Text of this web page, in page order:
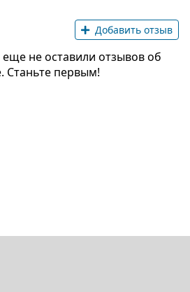
Добавить отзыв
не оставили отзывов об
Станьте первым!